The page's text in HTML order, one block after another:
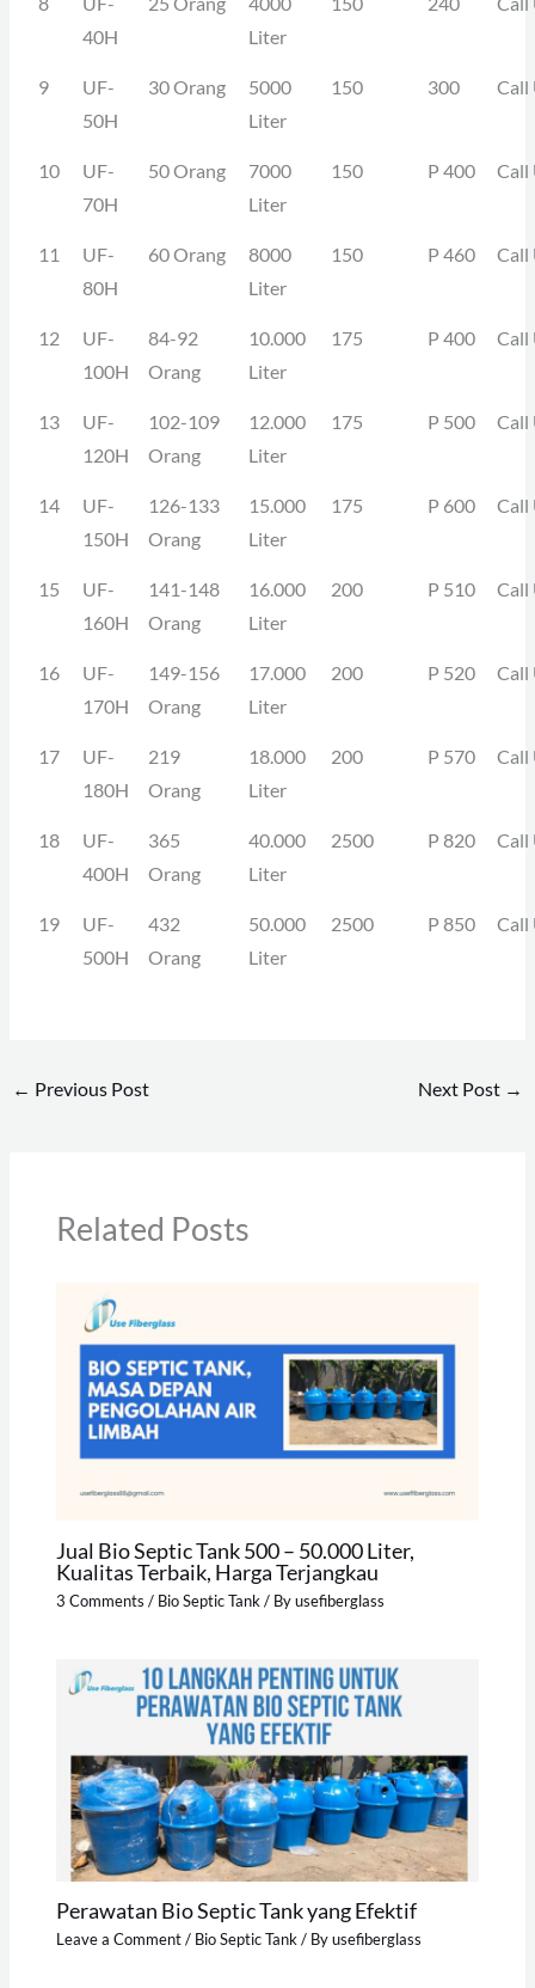
40H
Liter
9
UF-
50H
30 Orang
5000
Liter
150 300 Call
10
UF-
70H
50 Orang
7000
Liter
150 P 400 Call
11
UF-
80H
60 Orang
8000
Liter
150 P 460 Call
12
UF-
100H
84-92
Orang
10.000
Liter
175 P 400 Call
13
UF-
120H
102-109
Orang
12.000
Liter
175 P 500 Call
14
UF-
150H
126-133
Orang
15.000
Liter
175 P 600 Call
15
UF-
160H
141-148
Orang
16.000
Liter
200 P 510 Call
16
UF-
170H
149-156
Orang
17.000
Liter
200 P 520 Call
17
UF-
180H
219
Orang
18.000
Liter
200 P 570 Call
18
UF-
400H
365
Orang
40.000
Liter
2500 P 820 Call
19
UF-
500H
432
Orang
50.000
Liter
2500 P 850 Call
← Previous Post Next Post →
Related Posts
Jual Bio Septic Tank 500 – 50.000 Liter,
Kualitas Terbaik, Harga Terjangkau
3 Comments / Bio Septic Tank/ Byusefiberglass
Perawatan Bio Septic Tank yang Efektif
Leave a Comment/ Bio Septic Tank/ Byusefiberglass